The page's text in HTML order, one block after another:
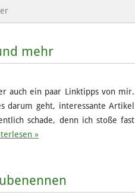
mehr
auch ein paar Linktipps von mir.
darum geht, interessante Artikel
schade, denn ich stoße fast
»